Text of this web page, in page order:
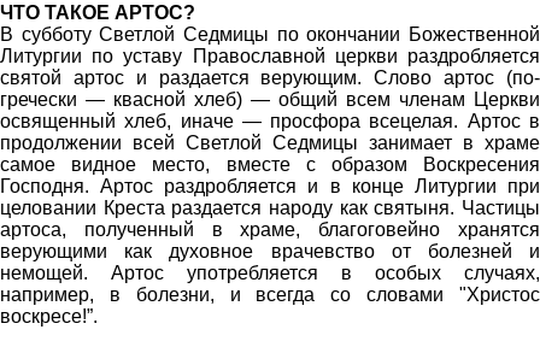
ЧТО ТАКОЕ АРТОС?
В субботу Светлой Седмицы по окончании Божественной
Литургии по уставу Православной церкви раздробляется
святой артос и раздается верующим. Слово артос (по-
гречески — квасной хлеб) — общий всем членам Церкви
освященный хлеб, иначе — просфора всецелая. Артос в
продолжении всей Светлой Седмицы занимает в храме
самое видное место, вместе с образом Воскресения
Господня. Артос раздробляется и в конце Литургии при
целовании Креста раздается народу как святыня. Частицы
артоса, полученный в храме, благоговейно хранятся
верующими как духовное врачевство от болезней и
немощей. Артос употребляется в особых случаях,
например, в болезни, и всегда со словами "Христос
воскресе!”.